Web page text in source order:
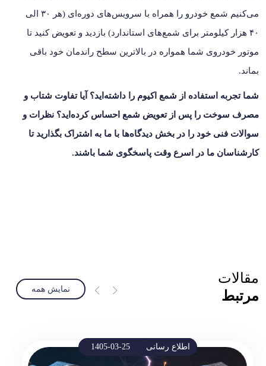
می‌کنیم شمع خودرو را همراه با سرویس‌های دوره‌ای (هر ۳۰ الی
۴۰ هزار کیلومتر برای شمع‌های استاندارد) بازدید و تعویض کنید تا
موتور خودروی شما همواره در بالاترین سطح راندمان خود باقی
بماند.
شما تجربه استفاده از شمع اکیوم را داشته‌اید؟ آیا تفاوت شتاب و
مصرف سوخت را پس از تعویض شمع احساس کرده‌اید؟ نظرات و
سوالات فنی خود را در بخش دیدگاه‌ها با ما به اشتراک بگذارید تا
کارشناسان ما در اسرع وقت پاسخگوی شما باشند.
مقالات
مرتبط
نمایش همه
اطلاع رسانی 1405-03-25